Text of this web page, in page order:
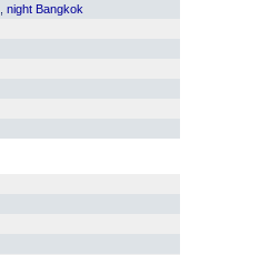
night Bangkok